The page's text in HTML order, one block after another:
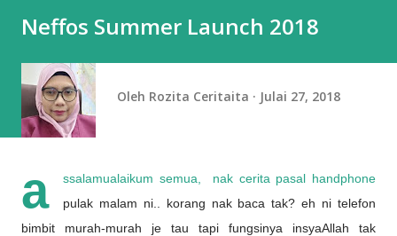
Neffos Summer Launch 2018
Oleh Rozita Ceritaita Julai 27, 2018
a
ssalamualaikum semua, nak cerita pasal handphone
pulak malam ni.. korang nak baca tak? eh ni telefon
bimbit murah-murah je tau tapi fungsinya insyaAllah tak